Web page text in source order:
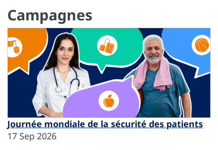
Campagnes
Journée mondiale de la sécurité des patients
17 Sep 2026